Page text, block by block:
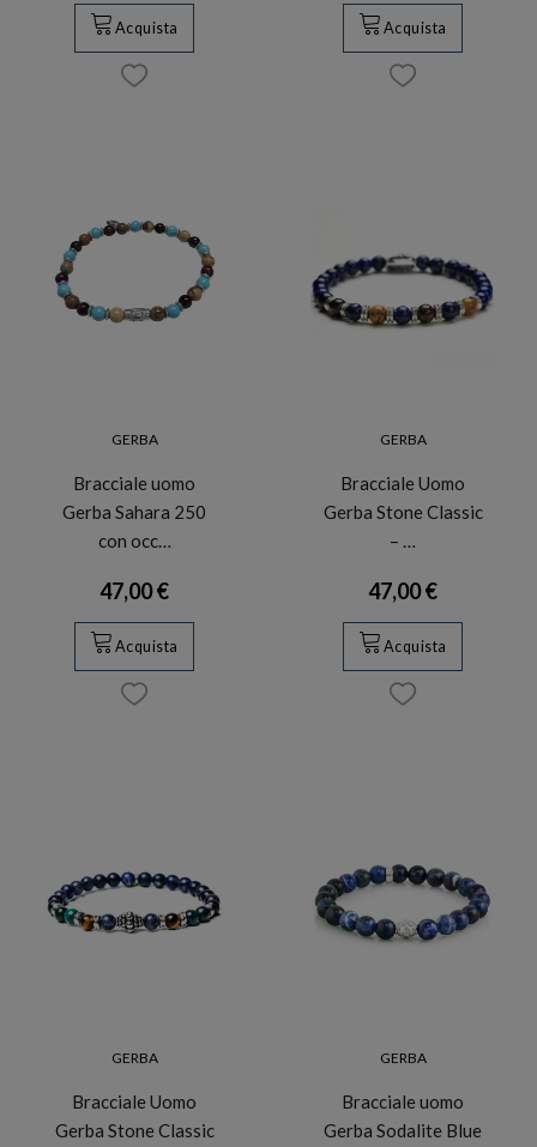
Acquista Acquista
GERBA
Bracciale uomo
Gerba Sahara 250
con occ…
47,00 €
Acquista
GERBA
Bracciale Uomo
Gerba Stone Classic
– …
47,00 €
Acquista
GERBA
Bracciale Uomo
Gerba Stone Classic
GERBA
Bracciale uomo
Gerba Sodalite Blue